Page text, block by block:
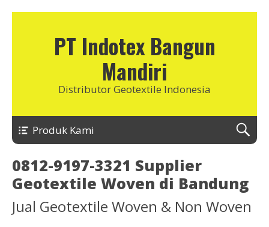
PT Indotex Bangun
Mandiri
Distributor Geotextile Indonesia
Produk Kami
0812-9197-3321 Supplier
Geotextile Woven di Bandung
Jual Geotextile Woven & Non Woven